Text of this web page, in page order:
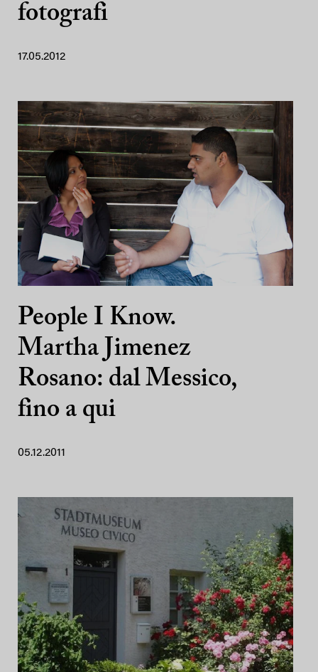
fotografi
17.05.2012
People I Know.
Martha Jimenez
Rosano: dal Messico,
fino a qui
05.12.2011